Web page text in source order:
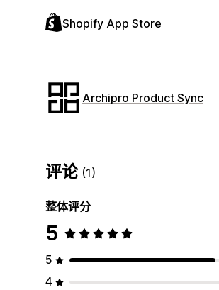
Shopify App Store
Archipro Product Sync
评论 (1)
整体评分
5
5
4